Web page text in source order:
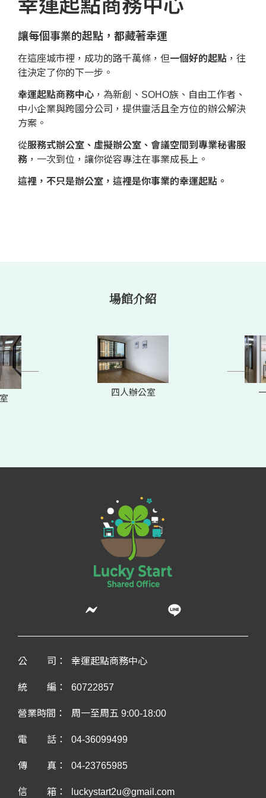
幸運起點商務中心
讓每個事業的起點，都藏著幸運
在這座城市裡，成功的路千萬條，但一個好的起點 ，往
往決定了你的下一步。
幸運起點商務中心 ，為新創、SOHO族、自由工作者、
中小企業與跨國分公司，提供靈活且全方位的辦公解決
方案。
從服務式辦公室、虛擬辦公室、會議空間到專業秘書服
務 ，一次到位，讓你從容專注在事業成長上。
這裡，不只是辦公室，這裡是你事業的幸運起點。
場館介紹
四人辦公室
公 司： 幸運起點商務中心
統 編： 60722857
營業時間： 周一至周五 9:00-18:00
電 話： 04-36099499
傳 真： 04-23765985
信 箱： luckystart2u@gmail.com